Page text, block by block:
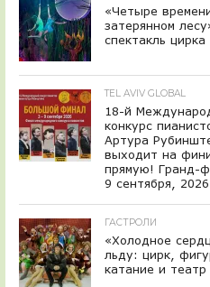
«Четыре
затерянном
спектакль
TEL AVIV GLOBAL
18-й
конкурс
Артура
выходит на
прямую! Гранд-
9 сентября, 2026
ГАСТРОЛИ
«Холодное
льду: цирк,
катание и театр